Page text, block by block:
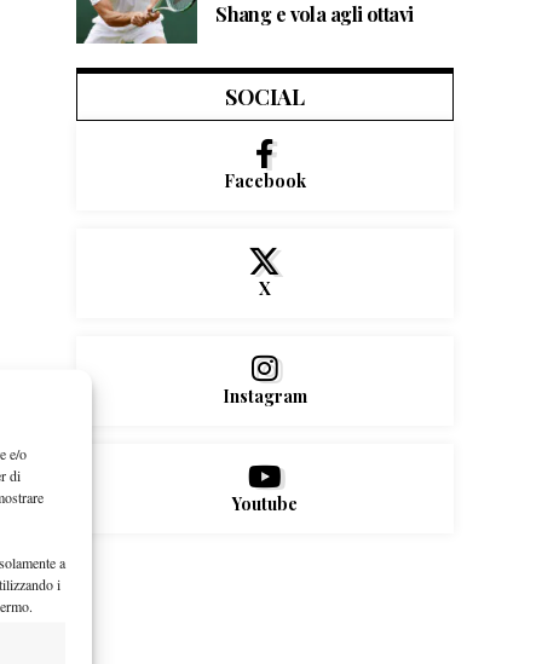
e/o
di
a
i
Shang e vola agli ottavi
SOCIAL
Facebook
X
Instagram
Youtube